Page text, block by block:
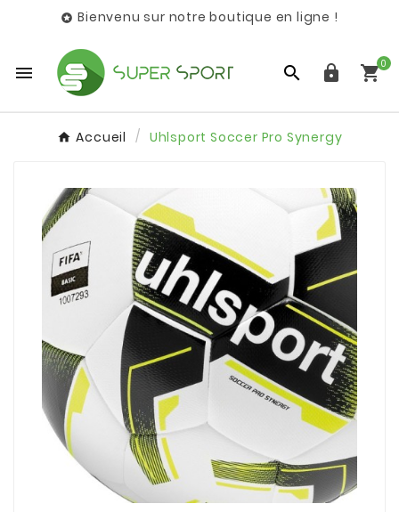
 Bienvenu sur notre boutique en ligne !
   0
Accueil Uhlsport Soccer Pro Synergy